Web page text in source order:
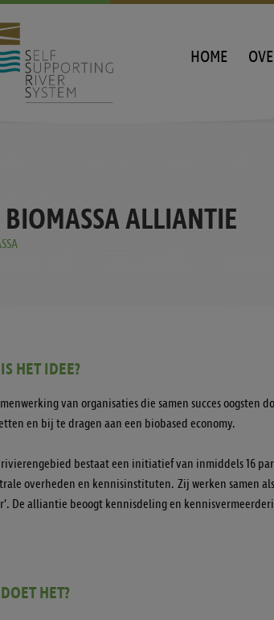
HOME
ALLIANTIE
HET IDEE?
van organisaties die samen succes oogsten
en bij te dragen aan een biobased economy.
bestaat een initiatief van inmiddels 16
overheden en kennisinstituten. Zij werken samen
De alliantie beoogt kennisdeling en
HET?